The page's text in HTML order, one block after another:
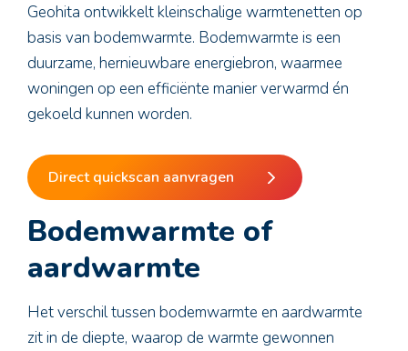
Geohita ontwikkelt kleinschalige warmtenetten op
basis van bodemwarmte. Bodemwarmte is een
duurzame, hernieuwbare energiebron, waarmee
woningen op een efficiënte manier verwarmd én
gekoeld kunnen worden.
Direct quickscan aanvragen
Bodemwarmte of
aardwarmte
Het verschil tussen bodemwarmte en aardwarmte
zit in de diepte, waarop de warmte gewonnen